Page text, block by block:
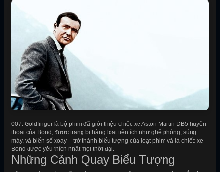
007: Goldfinger là bộ phim đã giới thiệu chiếc xe Aston Martin DB5 huyền
thoại của Bond, được trang bị hàng loạt tiện ích như ghế phóng, súng
máy, và biển số xoay – trở thành biểu tượng của loạt phim và là chiếc xe
Bond được yêu thích nhất mọi thời đại.
Những Cảnh Quay Biểu Tượng